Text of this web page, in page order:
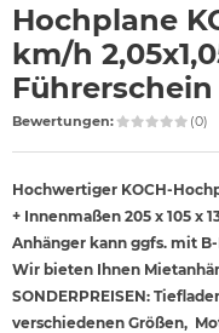
Hochplane
km/h
Führerschein
Bewertungen: (0)
Hochwertiger KOCH-
+ Innenmaßen 205 x 105 x
Anhänger kann ggfs. mit
Wir bieten Ihnen
SONDERPREISEN:
verschiedenen Größen,